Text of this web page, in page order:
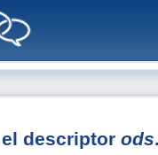
descriptor ods